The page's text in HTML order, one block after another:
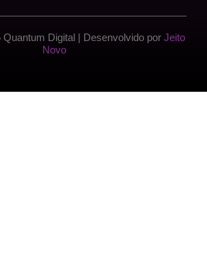
Digital | Desenvolvido por Jeito
Novo